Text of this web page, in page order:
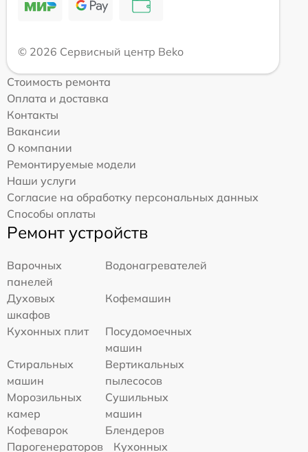
© 2026 Сервисный центр Beko
Стоимость ремонта
Оплата и доставка
Контакты
Вакансии
О компании
Ремонтируемые модели
Наши услуги
Согласие на обработку персональных данных
Способы оплаты
Ремонт устройств
Варочных
панелей
Водонагревателей
Духовых
шкафов
Кофемашин
Кухонных плит
Посудомоечных
машин
Стиральных
машин
Вертикальных
пылесосов
Морозильных
камер
Сушильных
машин
Кофеварок
Блендеров
Парогенераторов
Кухонных